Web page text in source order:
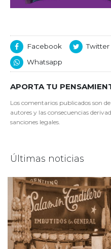
Facebook Twitter
Whatsapp
APORTA TU
Los comentarios publicados son
autores y las consecuencias
sanciones legales.
Últimas noticias